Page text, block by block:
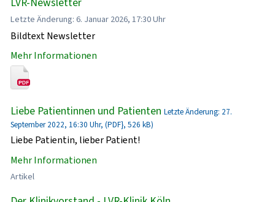
Letzte Änderung: 6. Januar 2026, 17:30 Uhr
Bildtext Newsletter
Mehr Informationen
Liebe Patientinnen und Patienten Letzte Änderung: 27.
September 2022, 16:30 Uhr, (PDF}, 526 kB)
Liebe Patientin, lieber Patient!
Mehr Informationen
Artikel